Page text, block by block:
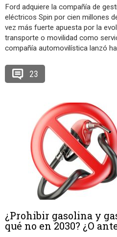
Ford adquiere la compañía de
eléctricos Spin por cien millones
vez más fuerte apuesta por la
transporte o movilidad como
compañía automovilística lanzó
23
¿Prohibir gasolina y
qué no en 2030? ¿O